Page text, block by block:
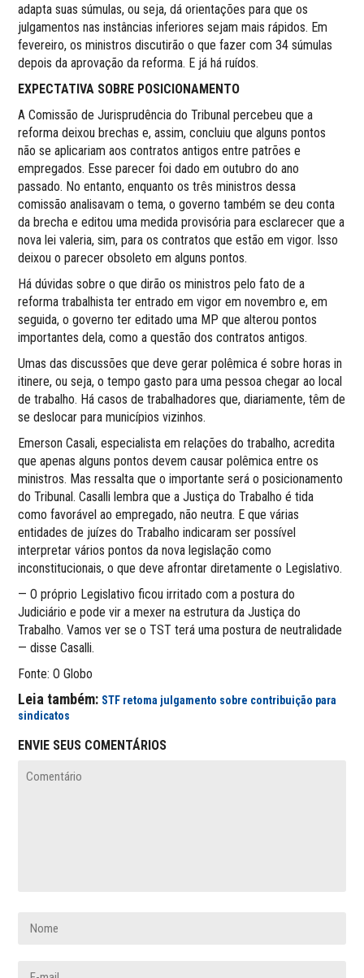
adapta suas súmulas, ou seja, dá orientações para que os
julgamentos nas instâncias inferiores sejam mais rápidos. Em
fevereiro, os ministros discutirão o que fazer com 34 súmulas
depois da aprovação da reforma. E já há ruídos.
EXPECTATIVA SOBRE POSICIONAMENTO
A Comissão de Jurisprudência do Tribunal percebeu que a
reforma deixou brechas e, assim, concluiu que alguns pontos
não se aplicariam aos contratos antigos entre patrões e
empregados. Esse parecer foi dado em outubro do ano
passado. No entanto, enquanto os três ministros dessa
comissão analisavam o tema, o governo também se deu conta
da brecha e editou uma medida provisória para esclarecer que a
nova lei valeria, sim, para os contratos que estão em vigor. Isso
deixou o parecer obsoleto em alguns pontos.
Há dúvidas sobre o que dirão os ministros pelo fato de a
reforma trabalhista ter entrado em vigor em novembro e, em
seguida, o governo ter editado uma MP que alterou pontos
importantes dela, como a questão dos contratos antigos.
Umas das discussões que deve gerar polêmica é sobre horas in
itinere, ou seja, o tempo gasto para uma pessoa chegar ao local
de trabalho. Há casos de trabalhadores que, diariamente, têm de
se deslocar para municípios vizinhos.
Emerson Casali, especialista em relações do trabalho, acredita
que apenas alguns pontos devem causar polêmica entre os
ministros. Mas ressalta que o importante será o posicionamento
do Tribunal. Casalli lembra que a Justiça do Trabalho é tida
como favorável ao empregado, não neutra. E que várias
entidades de juízes do Trabalho indicaram ser possível
interpretar vários pontos da nova legislação como
inconstitucionais, o que deve afrontar diretamente o Legislativo.
— O próprio Legislativo ficou irritado com a postura do
Judiciário e pode vir a mexer na estrutura da Justiça do
Trabalho. Vamos ver se o TST terá uma postura de neutralidade
— disse Casalli.
Fonte: O Globo
Leia também: STF retoma julgamento sobre contribuição para
sindicatos
ENVIE SEUS COMENTÁRIOS